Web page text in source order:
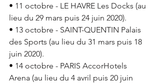
• 11 octobre - LE HAVRE Les Docks (au
lieu du 29 mars puis 24 juin 2020).
• 13 octobre - SAINT-QUENTIN Palais
des Sports (au lieu du 31 mars puis 18
juin 2020).
• 14 octobre - PARIS AccorHotels
Arena (au lieu du 4 avril puis 20 juin